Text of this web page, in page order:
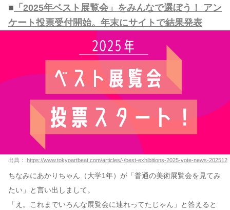
■ 「2025年ベスト展覧会」をみんなで選ぼう！ アン
ケート投票受付開始。年末にサイトで結果発表
出典： https://www.tokyoartbeat.com/articles/-/best-exhibitions-2025-vote-news-202512
ちなみにあかりちゃん（大学1年）が「普通の美術展覧会を見てみ
たい」と言い出しまして。
「え。これまでいろんな展覧会に連れってたじゃん」と答えると